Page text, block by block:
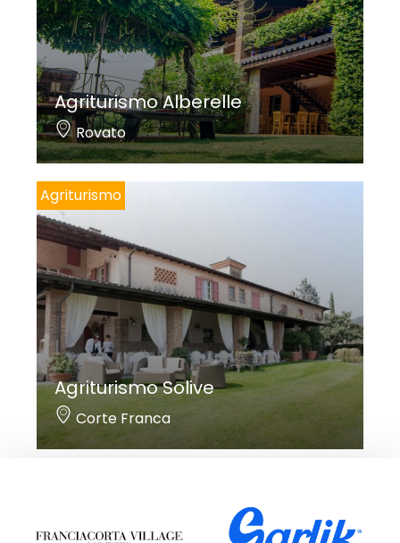
Agriturismo Alberelle
Rovato
Agriturismo
Agriturismo Solive
Corte Franca